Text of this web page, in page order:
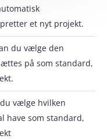
et nyt projekt.
du vælge den
på som standard,
vælge hvilken
have som standard,